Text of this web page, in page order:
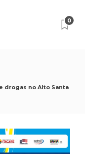
0
drogas no Alto Santa